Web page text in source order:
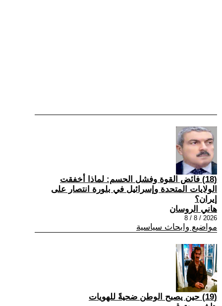
(18) فائض القوة وفشل الحسم: لماذا أخفقت
الولايات المتحدة وإسرائيل في بلورة انتصار على
إيران؟
هاني الروسان
2026 / 8 / 8
مواضيع وابحاث سياسية
(19) حين يصبح الوطن ضحيةً للهويات